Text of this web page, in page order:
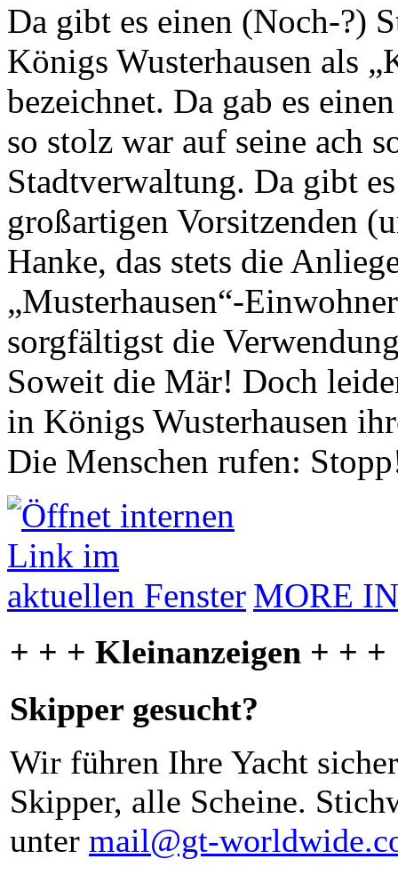
Da gibt es einen (Noch-?)
Königs Wusterhausen als
bezeichnet. Da gab es
so stolz war auf seine ach
Stadtverwaltung. Da gibt
großartigen Vorsitzenden
Hanke, das stets die
„Musterhausen“-
sorgfältigst die
Soweit die Mär! Doch
in Königs Wusterhausen
Die Menschen rufen:
MORE
+ + + Kleinanzeigen + + +
Skipper gesucht?
Wir führen Ihre Yacht
Skipper, alle Scheine.
unter mail@gt-